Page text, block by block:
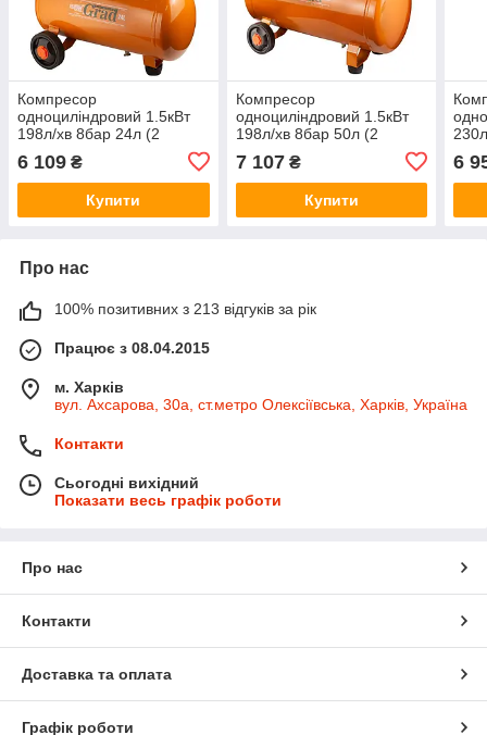
Компресор
одноциліндровий 1.5кВт
198л/хв 8бар 24л (2
6 109 ₴
Купити
Компресор
одноциліндровий 1.5кВт
198л/хв 8бар 50л (2
крана) GRAD (7043565)
7 107₴
Купити
6
Про нас
100% позитивних з 213 відгуків за рік
Працює з 08.04.2015
м. Харків
вул. Ахсарова, 30а, ст.метро Олексіївська, Харків, Україна
Контакти
Сьогодні вихідний
Показати весь графік роботи
Про нас
Контакти
Доставка та оплата
Графік роботи